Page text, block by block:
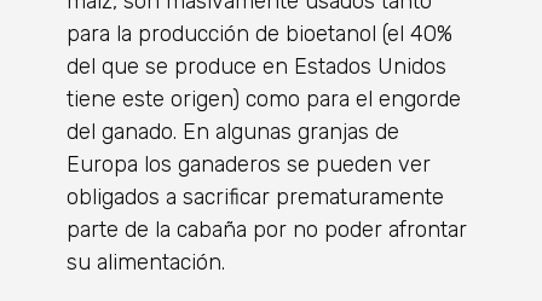
para la producción de bioetanol (el 40%
del que se produce en Estados Unidos
tiene este origen) como para el engorde
del ganado. En algunas granjas de
Europa los ganaderos se pueden ver
obligados a sacrificar prematuramente
parte de la cabaña por no poder afrontar
su alimentación.